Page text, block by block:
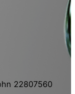
22807560